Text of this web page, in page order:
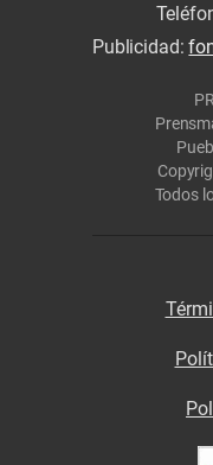
Publicidad:
Todos